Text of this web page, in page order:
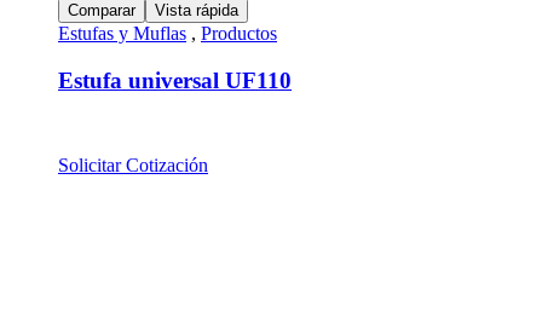
Comparar
Vista rápida
Estufas y Muflas , Productos
Estufa universal UF110
Solicitar Cotización